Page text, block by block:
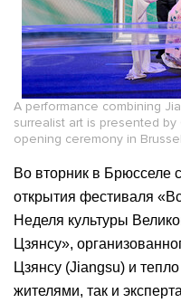
A performance combining
surrealist art is presented
opening ceremony in
Во вторник в Брюсселе
открытия фестиваля
Неделя культуры
Цзянсу»,
Цзянсу (Jiangsu) и
жителями, так и